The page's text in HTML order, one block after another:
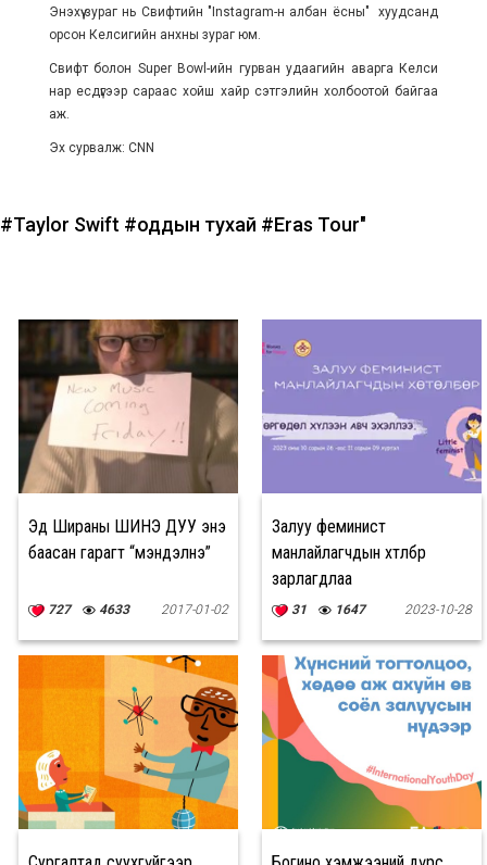
Энэхүү зураг нь Свифтийн "Instagram-н албан ёсны" хуудсанд
орсон Келсигийн анхны зураг юм.
Свифт болон Super Bowl-ийн гурван удаагийн аварга Келси
нар есдүгээр сараас хойш хайр сэтгэлийн холбоотой байгаа
аж.
Эх сурвалж: CNN
#Taylor Swift #оддын тухай #Eras Tour"
Эд Шираны ШИНЭ ДУУ энэ
баасан гарагт “мэндэлнэ”
727 4633 2017-01-02
Залуу феминист
манлайлагчдын хөтөлбөр
зарлагдлаа
31 1647 2023-10-28